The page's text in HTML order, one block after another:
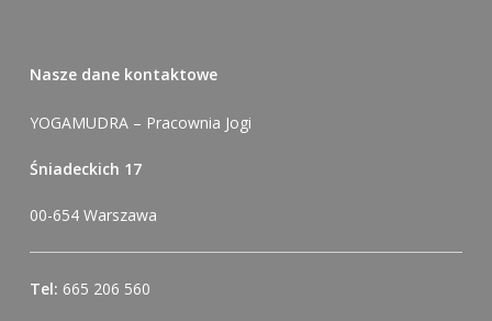
Nasze dane kontaktowe
YOGAMUDRA – Pracownia Jogi
Śniadeckich 17
00-654 Warszawa
Tel: 665 206 560